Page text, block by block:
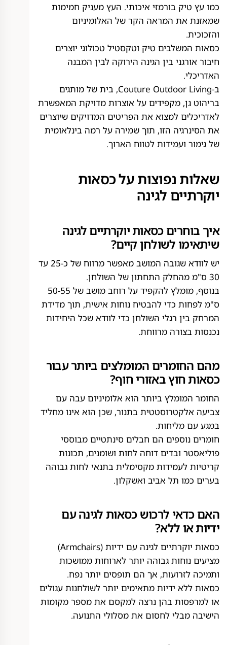
כמו עץ טיק בורמזי איכותי. העץ מעניק חמימות
שמאזנת את המראה הקר של האלומיניום
והזכוכית.
כסאות המשלבים טיק וטקסטיל טכולוגי יוצרים
חיבור אורגני בין הגינה הירוקה לבין המבנה
האדריכלי.
ב-Couture Outdoor Living, בית של מותגים
בריהוט גן, מקפידים על אוצרות מדויקת המאפשרת
לאדריכלים למצוא את הפריטים המדויקים שיוצרים
את הסינרגיה הזו, תוך שמירה על רמה בינלאומית
של גימור ועמידות לטווח הארוך.
שאלות נפוצות על כסאות
יוקרתיים לגינה
איך בוחרים כסאות יוקרתיים לגינה
שיתאימו לשולחן קיים?
יש לוודא שגובה המושב מאפשר מרווח של כ-25 עד
30 ס"מ מהחלק התחתון של השולחן.
בנוסף, מומלץ להקפיד על רוחב מושב של 50-55
ס"מ לפחות כדי להבטיח נוחות אישית, תוך מדידת
המרחק בין רגלי השולחן כדי לוודא שכל היחידות
נכנסות בצורה מרווחת.
מהם החומרים המומלצים ביותר עבור
כסאות חוץ באזורי חוף?
החומר המומלץ ביותר הוא אלומיניום עבה עם
צביעה אלקטרוסטטית בתנור, שכן הוא אינו מחליד
במגע עם מליחות.
חומרים נוספים הם חבלים סינתטיים מבוססי
פוליאסטר ובדים דוחה לחות ושומנים, תכונות
קריטיות לעמידות מקסימלית בתנאי לחות גבוהה
בערים כמו תל אביב ואשקלון.
האם כדאי לרכוש כסאות לגינה עם
ידיות או ללא?
כסאות יוקרתיים לגינה עם ידיות (Armchairs)
מציעים נוחות גבוהה יותר לארוחות ממושכות
ותמיכה לזרועות, אך הם תופסים יותר נפח.
כסאות ללא ידיות מתאימים יותר לשולחנות עגולים
או למרפסות בהן נרצה למקסם את מספר מקומות
הישיבה מבלי לחסום את מסלולי התנועה.